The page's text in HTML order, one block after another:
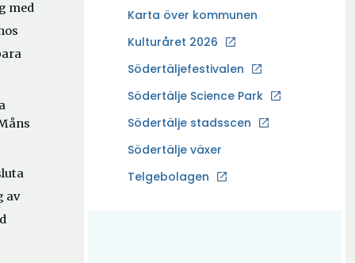
y
t
f
ö
n
t
n
a
y
t
f
ö
Karta över kommunen
Kulturåret 2026
Södertäljefestivalen
Södertälje Science Park
Ö
p
n
a
Södertälje stadsscen
Södertälje växer
Telgebolagen
Ö
med
av